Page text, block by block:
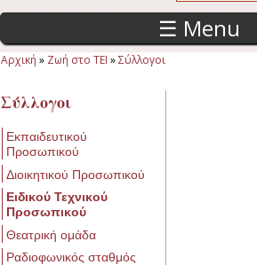
☰ Menu
Αρχική » Ζωή στο ΤΕΙ »Σύλλογοι
Σύλλογοι
Εκπαιδευτικού
Προσωπικού
Διοικητικού Προσωπικού
Ειδικού Τεχνικού
Προσωπικού
Θεατρική ομάδα
Ραδιοφωνικός σταθμός